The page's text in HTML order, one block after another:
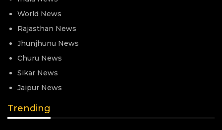
World News
Rajasthan News
Jhunjhunu News
Churu News
Sikar News
Jaipur News
Trending